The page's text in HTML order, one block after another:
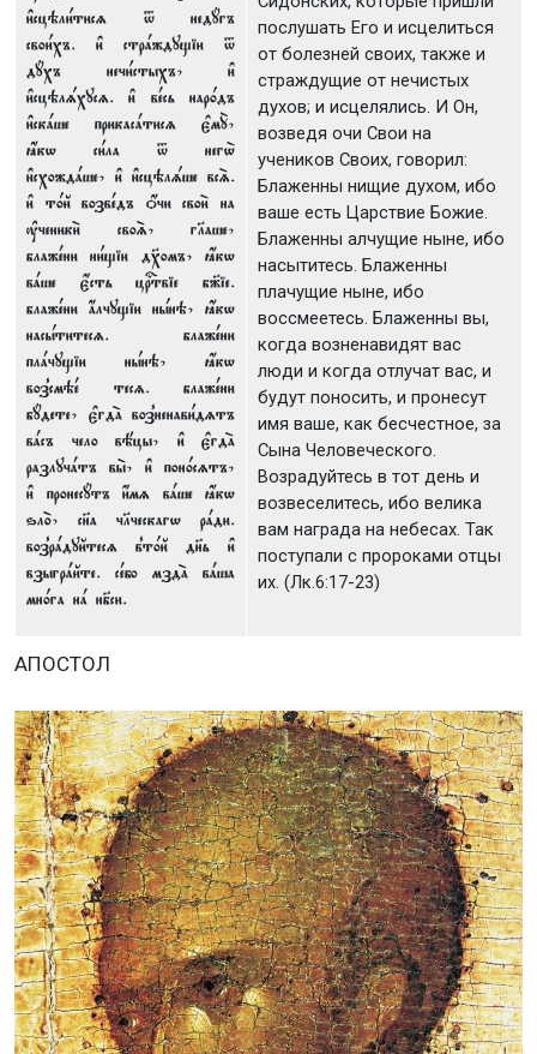
и3сцэли1тисz t недyгъ
свои1хъ. и3 стрaждущіи t
дyхъ нечи1стыхъ, и3
и3сцэлsхусz. и3 вeсь нар0дъ
и3скaше прикасaтисz є3мY,
ћкw си1ла t негw2
и3схождaше, и3 и3сцэлsше всS.
и3 т0й возвeдъ џчи свои2 на
ўченики2 своS, гlаше,
блажeни ни1щіи д¦омъ, ћкw
вaше є4сть цrтвіе б9іе.
блажeни ѓлчущіи нhнэ, ћкw
насhтитесz. блажeни
плaчущіи нhнэ, ћкw
воз8смэe тесz. блажeни
бyдете, є3гдA воз8ненави1дzтъ
вaсъ чело вёцы, и3 є3гдA
разлучaтъ вы2, и3 пон0сzтъ,
и3 пронесyтъ и4мz вaше ћкw
ѕло2, сн7а чlческагw рaди.
воз8рaдуйтесz в8т0й дн7ь и3
взыгрaйте. сeбо мздA вaша
мн0га нa нб7си.
послушать Его и исцелиться
от болезней своих, также и
страждущие от нечистых
духов; и исцелялись. И Он,
возведя очи Свои на
учеников Своих, говорил:
Блаженны нищие духом, ибо
ваше есть Царствие Божие.
Блаженны алчущие ныне, ибо
насытитесь. Блаженны
плачущие ныне, ибо
воссмеетесь. Блаженны вы,
когда возненавидят вас
люди и когда отлучат вас, и
будут поносить, и пронесут
имя ваше, как бесчестное, за
Сына Человеческого.
Возрадуйтесь в тот день и
возвеселитесь, ибо велика
вам награда на небесах. Так
поступали с пророками отцы
их. (Лк.6:17-23)
АПОСТОЛ